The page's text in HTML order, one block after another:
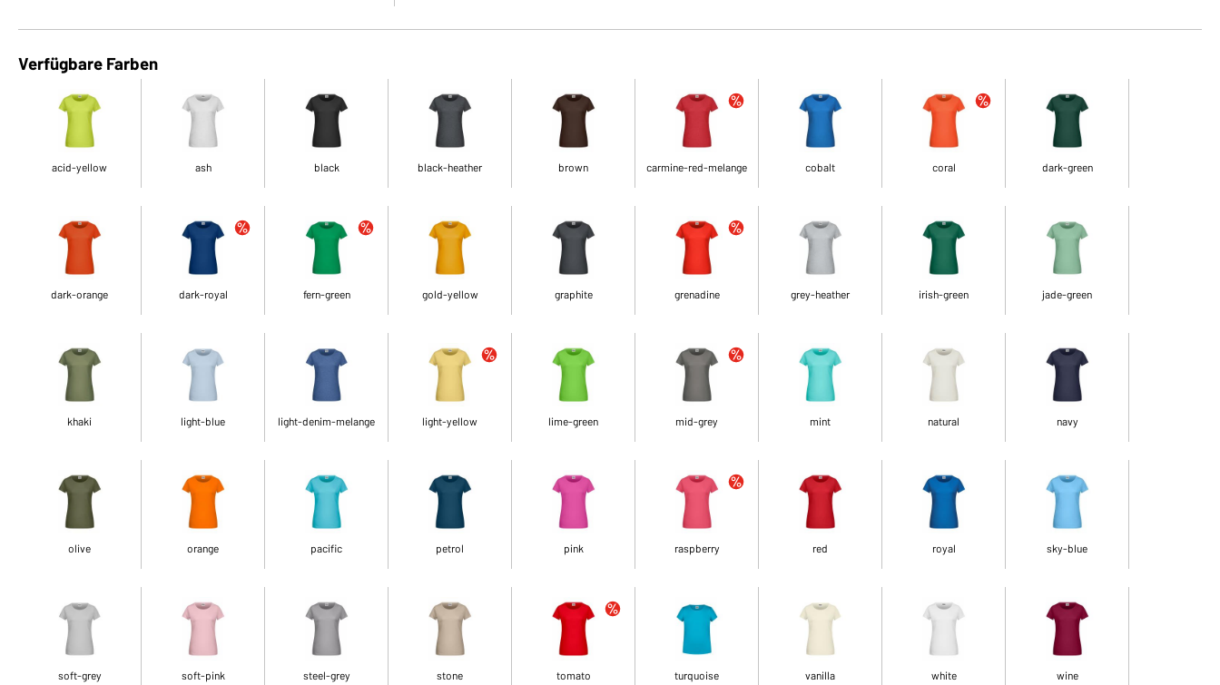
Verfügbare Farben
acid-yellow ash black black-heather brown carmine-red-melange cobalt coral dark-green
dark-orange dark-royal fern-green gold-yellow graphite grenadine grey-heather irish-green jade-green
khaki light-blue light-denim-melange light-yellow lime-green mid-grey mint natural navy
olive orange pacific petrol pink raspberry red royal sky-blue
soft-grey soft-pink steel-grey stone tomato turquoise vanilla white wine